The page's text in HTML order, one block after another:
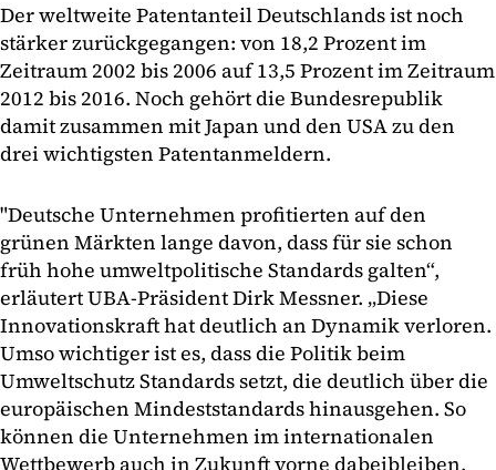
Der weltweite Patentanteil Deutschlands ist noch
stärker zurückgegangen: von 18,2 Prozent im
Zeitraum 2002 bis 2006 auf 13,5 Prozent im Zeitraum
2012 bis 2016. Noch gehört die Bundesrepublik
damit zusammen mit Japan und den USA zu den
drei wichtigsten Patentanmeldern.
"Deutsche Unternehmen profitierten auf den
grünen Märkten lange davon, dass für sie schon
früh hohe umweltpolitische Standards galten“,
erläutert UBA-Präsident Dirk Messner. „Diese
Innovationskraft hat deutlich an Dynamik verloren.
Umso wichtiger ist es, dass die Politik beim
Umweltschutz Standards setzt, die deutlich über die
europäischen Mindeststandards hinausgehen. So
können die Unternehmen im internationalen
Wettbewerb auch in Zukunft vorne dabeibleiben.